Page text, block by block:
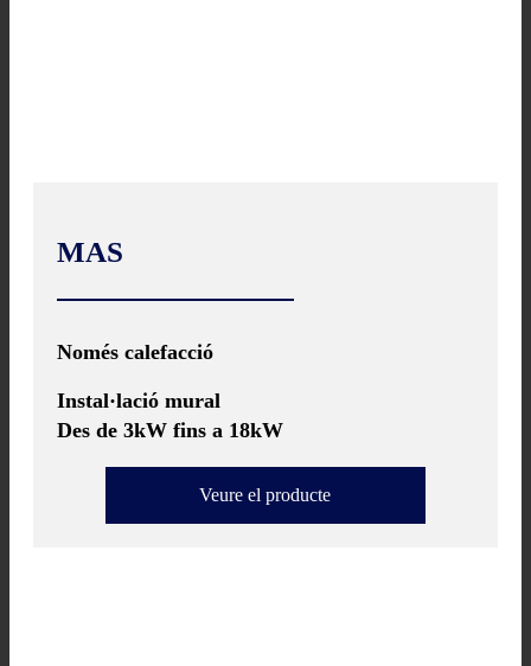
MAS
Només calefacció
Instal·lació mural
Des de 3kW fins a 18kW
Veure el producte